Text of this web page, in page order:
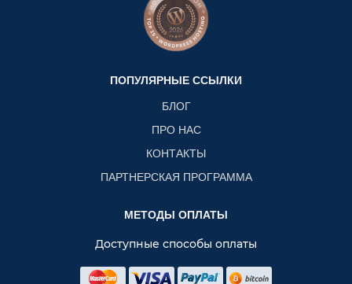
ПОПУЛЯРНЫЕ ССЫЛКИ
БЛОГ
ПРО НАС
КОНТАКТЫ
ПАРТНЕРСКАЯ ПРОГРАММА
МЕТОДЫ ОПЛАТЫ
Доступные способы оплаты